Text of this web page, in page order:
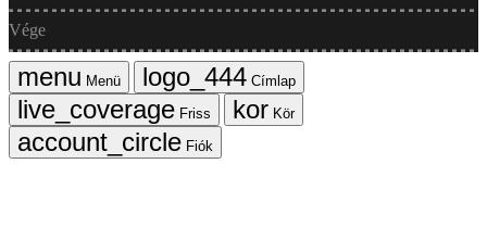
Vége
Menü
Címlap
Friss
Kör
Fiók